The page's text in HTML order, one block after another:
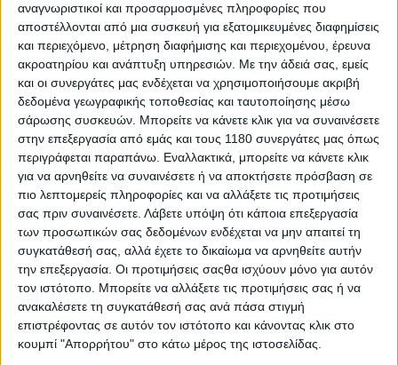
αναγνωριστικοί και προσαρμοσμένες πληροφορίες που
αποστέλλονται από μια συσκευή για εξατομικευμένες διαφημίσεις
και περιεχόμενο, μέτρηση διαφήμισης και περιεχομένου, έρευνα
ακροατηρίου και ανάπτυξη υπηρεσιών. Με την άδειά σας, εμείς
και οι συνεργάτες μας ενδέχεται να χρησιμοποιήσουμε ακριβή
δεδομένα γεωγραφικής τοποθεσίας και ταυτοποίησης μέσω
σάρωσης συσκευών. Μπορείτε να κάνετε κλικ για να συναινέσετε
στην επεξεργασία από εμάς και τους 1180 συνεργάτες μας όπως
περιγράφεται παραπάνω. Εναλλακτικά, μπορείτε να κάνετε κλικ
για να αρνηθείτε να συναινέσετε ή να αποκτήσετε πρόσβαση σε
πιο λεπτομερείς πληροφορίες και να αλλάξετε τις προτιμήσεις
σας πριν συναινέσετε. Λάβετε υπόψη ότι κάποια επεξεργασία
των προσωπικών σας δεδομένων ενδέχεται να μην απαιτεί τη
συγκατάθεσή σας, αλλά έχετε το δικαίωμα να αρνηθείτε αυτήν
την επεξεργασία. Οι προτιμήσεις σαςθα ισχύουν μόνο για αυτόν
τον ιστότοπο. Μπορείτε να αλλάξετε τις προτιμήσεις σας ή να
ανακαλέσετε τη συγκατάθεσή σας ανά πάσα στιγμή
επιστρέφοντας σε αυτόν τον ιστότοπο και κάνοντας κλικ στο
κουμπί "Απορρήτου" στο κάτω μέρος της ιστοσελίδας.
Σάρωσε την κατάταξη του Mugello η Aprilia και για πρώτη
φορά έχουμε μία πρώτη σειρά γεμάτη μόνο με A...
Race News 29/5/2026
MotoGP, Mugello FP1: Πρώτος με διαφορά ο Di
Giannantonio – Πήρε το ιατρικό ok ο Marc Marquez